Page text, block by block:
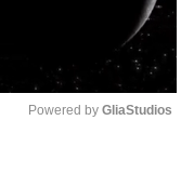
Powered by GliaStudios